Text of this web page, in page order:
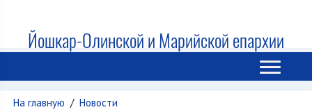
Йошкар-Олинской и Марийской епархии
На главную / Новости